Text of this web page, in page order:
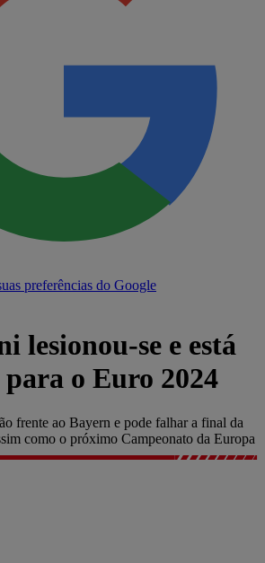
preferências do Google
lesionou-se e está
o Euro 2024
frente ao Bayern e pode falhar a final da
como o próximo Campeonato da Europa